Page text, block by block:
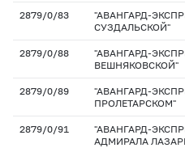
2879/0/83
"АВАНГАРД-
СУЗДАЛЬСКОЙ"
2879/0/88
"АВАНГАРД-
ВЕШНЯКОВСКОЙ"
2879/0/89
"АВАНГАРД-
ПРОЛЕТАРСКОМ"
2879/0/91
"АВАНГАРД-
АДМИРАЛА